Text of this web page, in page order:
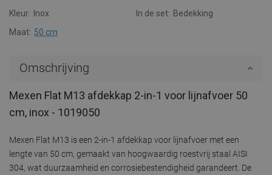
Kleur:
Inox In de set: Bedekking
Maat: 50 cm
Omschrijving
Mexen Flat M13 afdekkap 2-in-1 voor lijnafvoer 50
cm, inox - 1019050
Mexen Flat M13 is een 2-in-1 afdekkap voor lijnafvoer met een
lengte van 50 cm, gemaakt van hoogwaardig roestvrij staal AISI
304, wat duurzaamheid en corrosiebestendigheid garandeert. De